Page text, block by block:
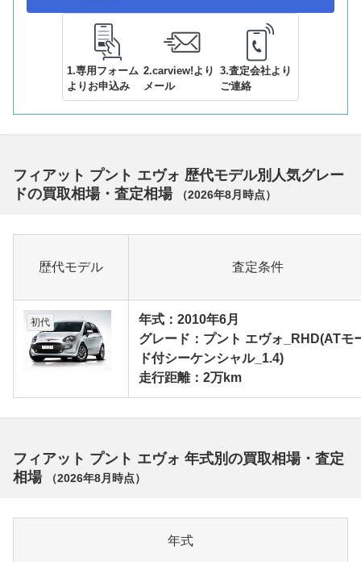
1.専用フォーム
よりお申込み
2.carview!より
メール
3.査定会社より
ご連絡
フィアット プント エヴォ 歴代モデル別人気グレー
ドの買取相場・査定相場
（2026年8月 時点）
歴代モデル 査定条件
初代
年式：2010年6月
グレード：プント エヴォ_RHD(ATモ
ド付シーケンシャル_1.4)
走行距離：2万km
フィアット プント エヴォ 年式別の買取相場・査定
相場
（2026年8月 時点）
年式